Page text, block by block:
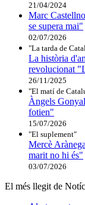
21/04/2024
Marc
se supera mai"
02/07/2026
"La tarda de
La història
revolucionat
26/11/2025
"El matí de
Àngels
fotien"
15/07/2026
"El suplement"
Mercè
marit no hi és"
03/07/2026
El més llegit de